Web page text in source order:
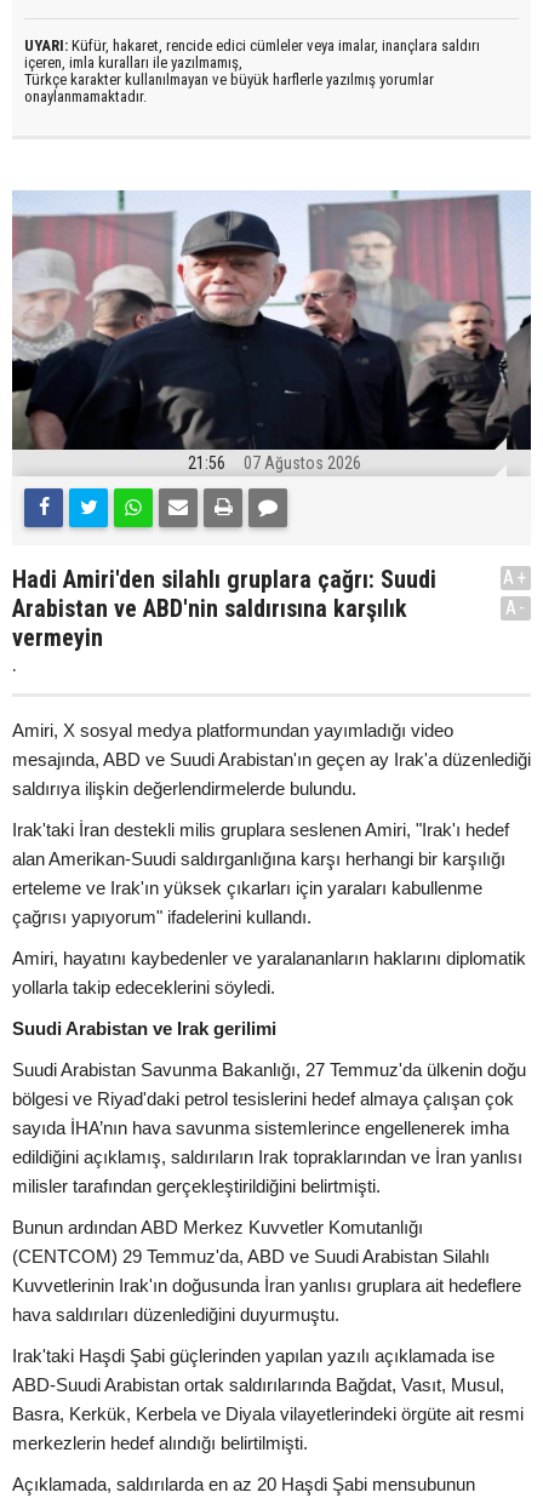
UYARI: Küfür, hakaret, rencide edici cümleler veya imalar, inançlara saldırı
içeren, imla kuralları ile yazılmamış,
Türkçe karakter kullanılmayan ve büyük harflerle yazılmış yorumlar
onaylanmamaktadır.
21:56 07 Ağustos 2026
Hadi Amiri'den silahlı gruplara çağrı: Suudi
Arabistan ve ABD'nin saldırısına karşılık
vermeyin
.
A+
A-
Amiri, X sosyal medya platformundan yayımladığı video
mesajında, ABD ve Suudi Arabistan'ın geçen ay Irak'a düzenlediği
saldırıya ilişkin değerlendirmelerde bulundu.
Irak'taki İran destekli milis gruplara seslenen Amiri, "Irak'ı hedef
alan Amerikan-Suudi saldırganlığına karşı herhangi bir karşılığı
erteleme ve Irak'ın yüksek çıkarları için yaraları kabullenme
çağrısı yapıyorum" ifadelerini kullandı.
Amiri, hayatını kaybedenler ve yaralananların haklarını diplomatik
yollarla takip edeceklerini söyledi.
Suudi Arabistan ve Irak gerilimi
Suudi Arabistan Savunma Bakanlığı, 27 Temmuz'da ülkenin doğu
bölgesi ve Riyad'daki petrol tesislerini hedef almaya çalışan çok
sayıda İHA’nın hava savunma sistemlerince engellenerek imha
edildiğini açıklamış, saldırıların Irak topraklarından ve İran yanlısı
milisler tarafından gerçekleştirildiğini belirtmişti.
Bunun ardından ABD Merkez Kuvvetler Komutanlığı
(CENTCOM) 29 Temmuz'da, ABD ve Suudi Arabistan Silahlı
Kuvvetlerinin Irak'ın doğusunda İran yanlısı gruplara ait hedeflere
hava saldırıları düzenlediğini duyurmuştu.
Irak'taki Haşdi Şabi güçlerinden yapılan yazılı açıklamada ise
ABD-Suudi Arabistan ortak saldırılarında Bağdat, Vasıt, Musul,
Basra, Kerkük, Kerbela ve Diyala vilayetlerindeki örgüte ait resmi
merkezlerin hedef alındığı belirtilmişti.
Açıklamada, saldırılarda en az 20 Haşdi Şabi mensubunun